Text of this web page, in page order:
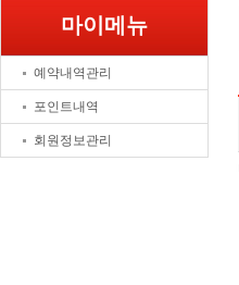
마이메뉴
예약내역관리
포인트내역
회원정보관리